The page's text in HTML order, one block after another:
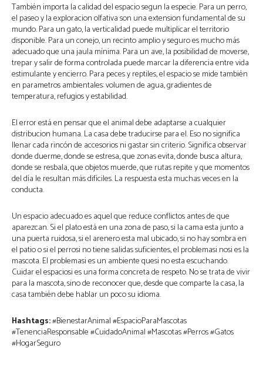
También importa la calidad del espacio segun la especie. Para un perro,
el paseo y la exploracion olfativa son una extension fundamental de su
mundo. Para un gato, la verticalidad puede multiplicar el territorio
disponible. Para un conejo, un recinto amplio y seguro es mucho más
adecuado que una jaula mínima. Para un ave, la posibilidad de moverse,
trepar y salir de forma controlada puede marcar la diferencia entre vida
estimulante y encierro. Para peces y reptiles, el espacio se mide también
en parametros ambientales: volumen de agua, gradientes de
temperatura, refugios y estabilidad.
El error está en pensar que el animal debe adaptarse a cualquier
distribucion humana. La casa debe traducirse para el. Eso no significa
llenar cada rincón de accesorios ni gastar sin criterio. Significa observar
donde duerme, donde se estresa, que zonas evita, donde busca altura,
donde se resbala, que objetos muerde, que rutas repite y que momentos
del día le resultan más difíciles. La respuesta esta muchas veces en la
conducta.
Un espacio adecuado es aquel que reduce conflictos antes de que
aparezcan. Si el plato está en una zona de paso, si la cama esta junto a
una puerta ruidosa, si el arenero esta mal ubicado, si no hay sombra en
el patio o si el perrosi no tiene salidas suficientes, el problemasi nosi es la
mascota. El problemasi es un ambiente quesi no esta escuchando.
Cuidar el espaciosi es una forma concreta de respeto. No se trata de vivir
para la mascota, sino de reconocer que, desde que comparte la casa, la
casa también debe hablar un poco su idioma.
Hashtags:#BienestarAnimal #EspacioParaMascotas
#TenenciaResponsable #CuidadoAnimal #Mascotas #Perros #Gatos
#HogarSeguro